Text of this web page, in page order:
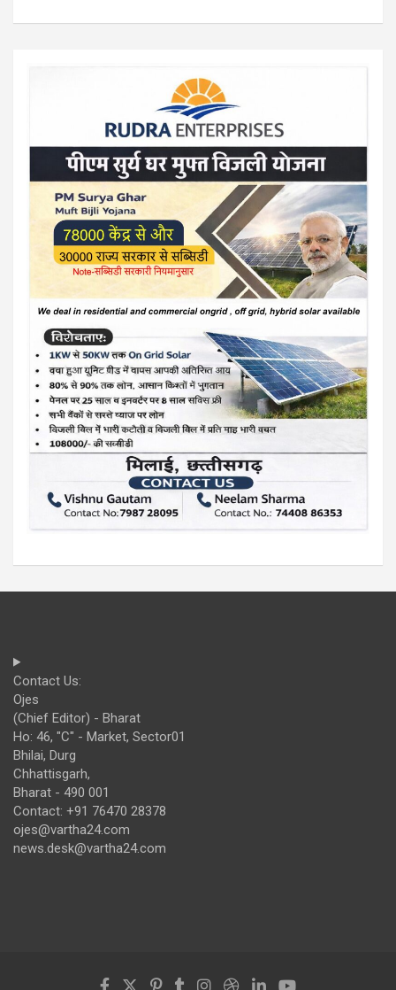
Contact Us:
Ojes
(Chief Editor) - Bharat
Ho: 46, "C" - Market, Sector01
Bhilai, Durg
Chhattisgarh,
Bharat - 490 001
Contact: +91 76470 28378
ojes@vartha24.com
news.desk@vartha24.com